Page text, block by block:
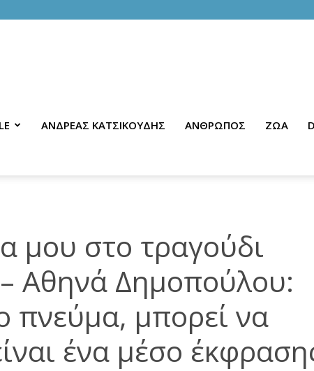
ΑΝΔΡΕΑΣ ΚΑΤΣΙΚΟΥΔΗΣ ΑΝΘΡΩΠΟΣ ΖΩΑ
μου στο τραγούδι
– Αθηνά Δημοπούλου:
πνεύμα, μπορεί να
ένα μέσο